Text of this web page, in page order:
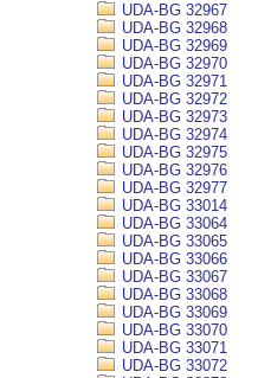
UDA-BG 32967
UDA-BG 32968
UDA-BG 32969
UDA-BG 32970
UDA-BG 32971
UDA-BG 32972
UDA-BG 32973
UDA-BG 32974
UDA-BG 32975
UDA-BG 32976
UDA-BG 32977
UDA-BG 33014
UDA-BG 33064
UDA-BG 33065
UDA-BG 33066
UDA-BG 33067
UDA-BG 33068
UDA-BG 33069
UDA-BG 33070
UDA-BG 33071
UDA-BG 33072